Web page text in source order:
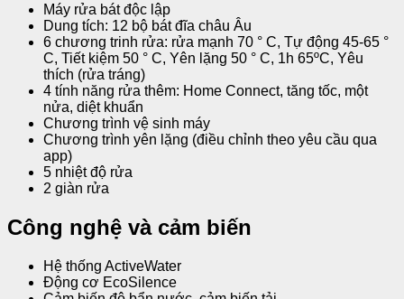
Máy rửa bát độc lập
Dung tích: 12 bộ bát đĩa châu Âu
6 chương trinh rửa: rửa mạnh 70 ° C, Tự động 45-65 °
C, Tiết kiệm 50 ° C, Yên lặng 50 ° C, 1h 65ºC, Yêu
thích (rửa tráng)
4 tính năng rửa thêm: Home Connect, tăng tốc, một
nửa, diệt khuẩn
Chương trình vệ sinh máy
Chương trình yên lặng (điều chỉnh theo yêu cầu qua
app)
5 nhiệt độ rửa
2 giàn rửa
Công nghệ và cảm biến
Hệ thống ActiveWater
Động cơ EcoSilence